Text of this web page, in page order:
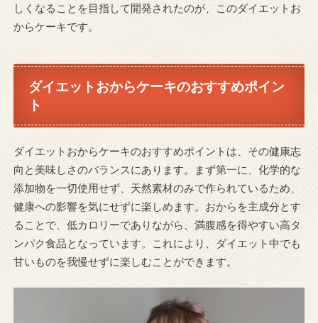
しくなることを目指して開発されたのが、このダイエットお
からケーキです。
ダイエットおからケーキのおすすめポイン
ト
ダイエットおからケーキのおすすめポイントは、その健康志
向と美味しさのバランスにあります。まず第一に、化学的な
添加物を一切使用せず、天然素材のみで作られているため、
健康への影響を気にせずに楽しめます。おからを主成分とす
ることで、低カロリーでありながら、満腹感を得やすい高タ
ンパク食品となっています。これにより、ダイエット中でも
甘いものを我慢せずに楽しむことができます。